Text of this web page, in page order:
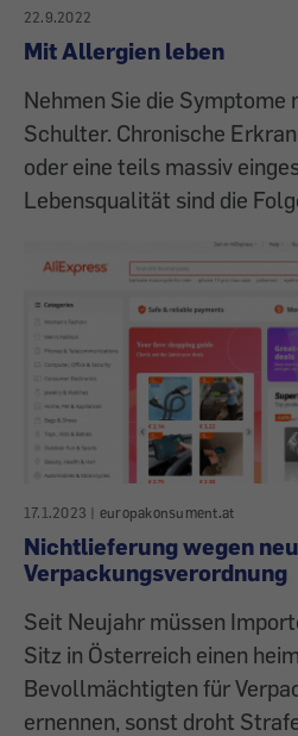
22.9.2022
Mit Allergien leben
Nehmen Sie die Symptome
Schulter. Chronische
oder eine teils massiv
Lebensqualität sind die
17.1.2023 | europakonsument.at
Nichtlieferung wegen
Verpackungsverordnung
Seit Neujahr müssen
Sitz in Österreich einen
Bevollmächtigten für
ernennen, sonst droht